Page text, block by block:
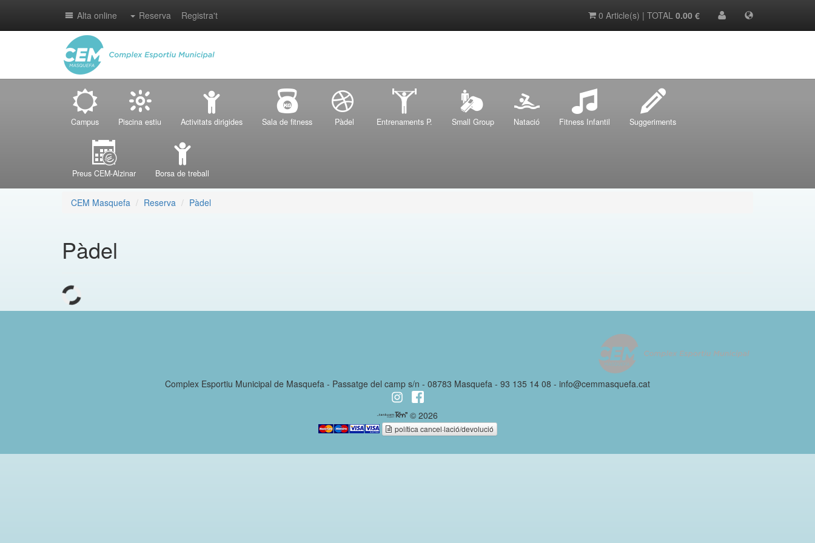
Alta online Reserva Registra't 0 Article(s) | TOTAL 0.00 €
Campus Piscina estiu Activitats dirigides Sala de fitness Pàdel Entrenaments P. Small Group Natació Fitness Infantil Suggeriments
Preus CEM-Alzinar Borsa de treball
CEM Masquefa Reserva Pàdel
Pàdel
Complex Esportiu Municipal de Masquefa - Passatge del camp s/n - 08783 Masquefa - 93 135 14 08 - info@cemmasquefa.cat
© 2026
política cancel·lació/devolució